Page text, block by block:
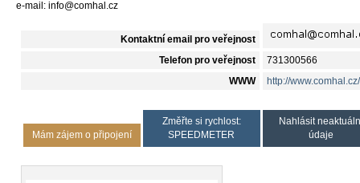
e-mail: info@comhal.cz
Kontaktní email pro veřejnost
Telefon pro veřejnost 731300566
WWW http://www.comhal.cz/
Mám zájem o připojení
Změřte si rychlost:
SPEEDMETER
Nahlásit
údaje